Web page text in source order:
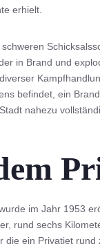
erhielt.
in Brand und
befindet, ein
nahezu
im Jahr 1953
rund sechs
die ein Privatjet